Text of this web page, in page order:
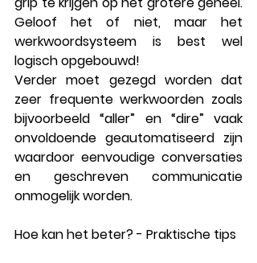
Geloof het of niet, maar het
werkwoordsysteem is best wel
logisch opgebouwd!
Verder moet gezegd worden dat
zeer frequente werkwoorden zoals
bijvoorbeeld “aller” en “dire” vaak
onvoldoende geautomatiseerd zijn
waardoor eenvoudige conversaties
en geschreven communicatie
onmogelijk worden.
Hoe kan het beter? - Praktische tips